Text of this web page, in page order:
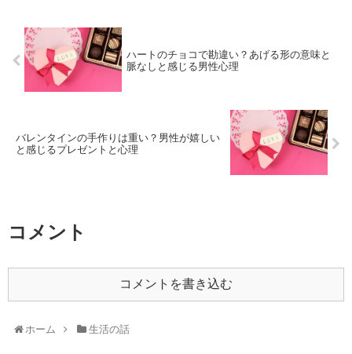
ハートのチョコで勘違い？あげる形の意味と
脈なしと感じる男性心理
バレンタインの手作りは重い？男性が嬉しい
と感じるプレゼントと心理
コメント
コメントを書き込む
ホーム 生活の話